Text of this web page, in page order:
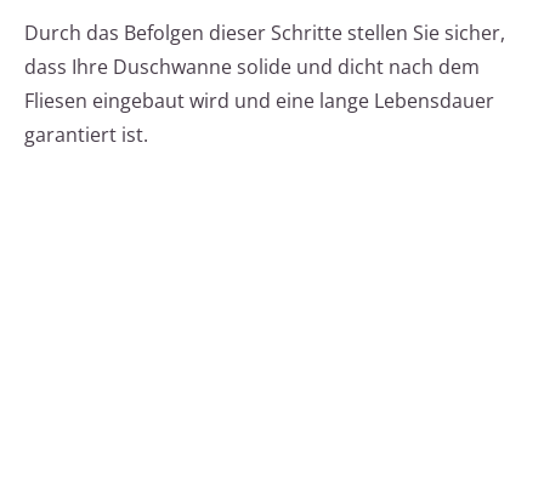
Durch das Befolgen dieser Schritte stellen Sie sicher,
dass Ihre Duschwanne solide und dicht nach dem
Fliesen eingebaut wird und eine lange Lebensdauer
garantiert ist.